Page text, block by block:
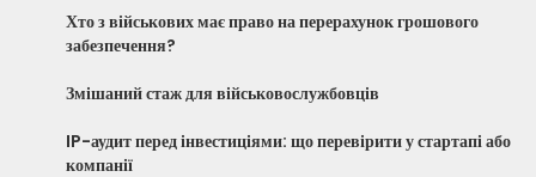
Хто з військових має право на перерахунок грошового
забезпечення?
Змішаний стаж для військовослужбовців
IP-аудит перед інвестиціями: що перевірити у стартапі або
компанії